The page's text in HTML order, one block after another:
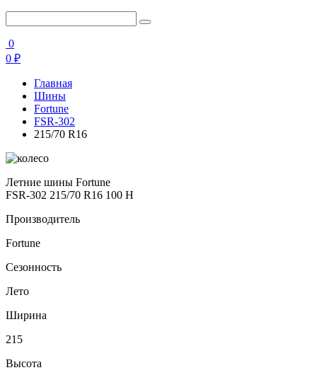
0
0 ₽
Главная
Шины
Fortune
FSR-302
215/70 R16
Летние шины Fortune
FSR-302 215/70 R16 100 H
Производитель
Fortune
Сезонность
Лето
Ширина
215
Высота